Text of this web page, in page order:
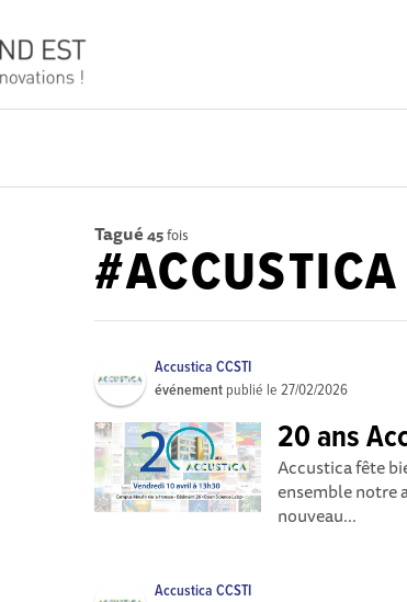
Tagué 45fois
#ACCUSTICA
Accustica CCSTI
événement publié le27/02/2026
20 ans
Accustica fête
ensemble notre
nouveau...
Accustica CCSTI